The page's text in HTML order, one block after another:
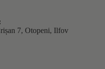
7, Otopeni, Ilfov